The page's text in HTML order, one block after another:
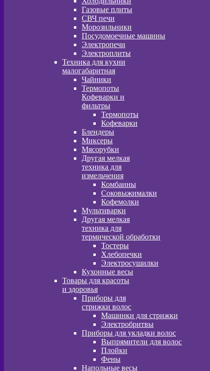
Газовые плиты
СВЧ печи
Морозильники
Посудомоечные машины
Электропечи
Электроплиты
Техника для кухни
малогабаритная
Чайники
Термопоты
Кофеварки и
фильтры
Термопоты
Кофеварки
Блендеры
Миксеры
Мясорубки
Другая мелкая
техника для
измельчения
Комбаины
Соковыжималки
Кофемолки
Мультиварки
Другая мелкая
техника для
термической обработки
Тостеры
Хлебопечки
Электросушилки
Кухонные весы
Товары для красоты
и здоровья
Приборы для
стрижки волос
Машинки для стрижки
Электробритвы
Приборы для укладки волос
Выпрямители для волос
Плойки
Фены
Напольные весы